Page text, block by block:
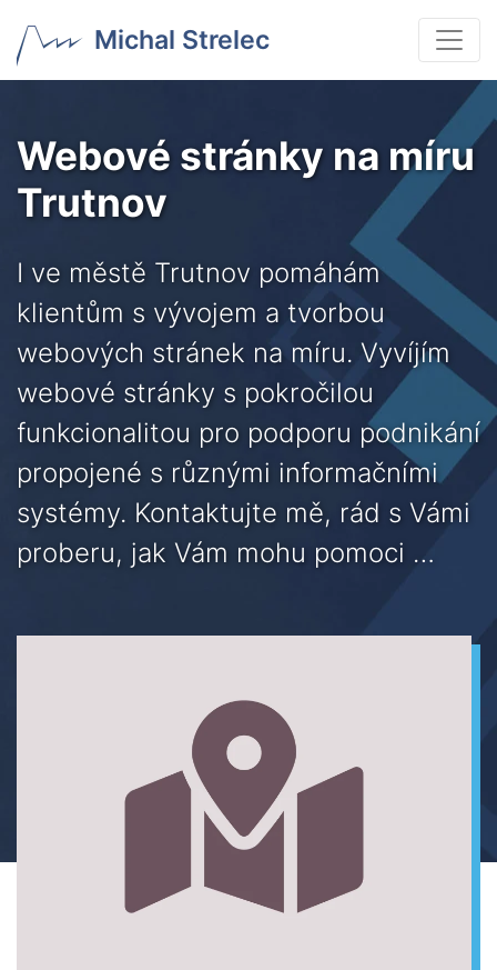
Michal Strelec
Webové stránky na míru
Trutnov
I ve městě Trutnov pomáhám
klientům s vývojem a tvorbou
webových stránek na míru. Vyvíjím
webové stránky s pokročilou
funkcionalitou pro podporu podnikání
propojené s různými informačními
systémy. Kontaktujte mě, rád s Vámi
proberu, jak Vám mohu pomoci …